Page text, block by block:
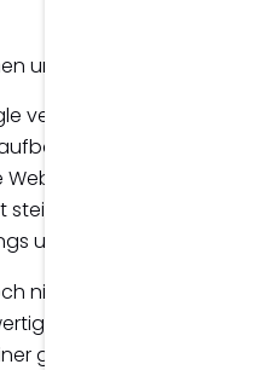
unter anderem:
verbessern,
bringen,
unterstützen.
nicht aus. Erst das
Content,
guten